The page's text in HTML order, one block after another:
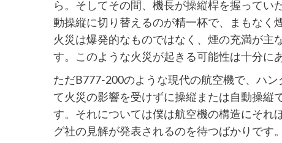
ら。そしてその間、機長が操縦桿を握ってい
動操縦に切り替えるのが精一杯で、まもなく
火災は爆発的なものではなく、煙の充満が主
す。このような火災が起きる可能性は十分に
ただB777-200のような現代の航空機で、ハ
て火災の影響を受けずに操縦または自動操縦
す。それについては僕は航空機の構造にそれ
グ社の見解が発表されるのを待つばかりです